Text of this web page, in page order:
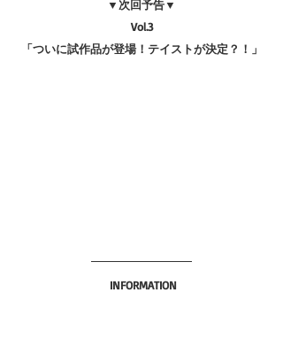
▼次回予告▼
Vol.3
「ついに試作品が登場！テイストが決定？！」
INFORMATION